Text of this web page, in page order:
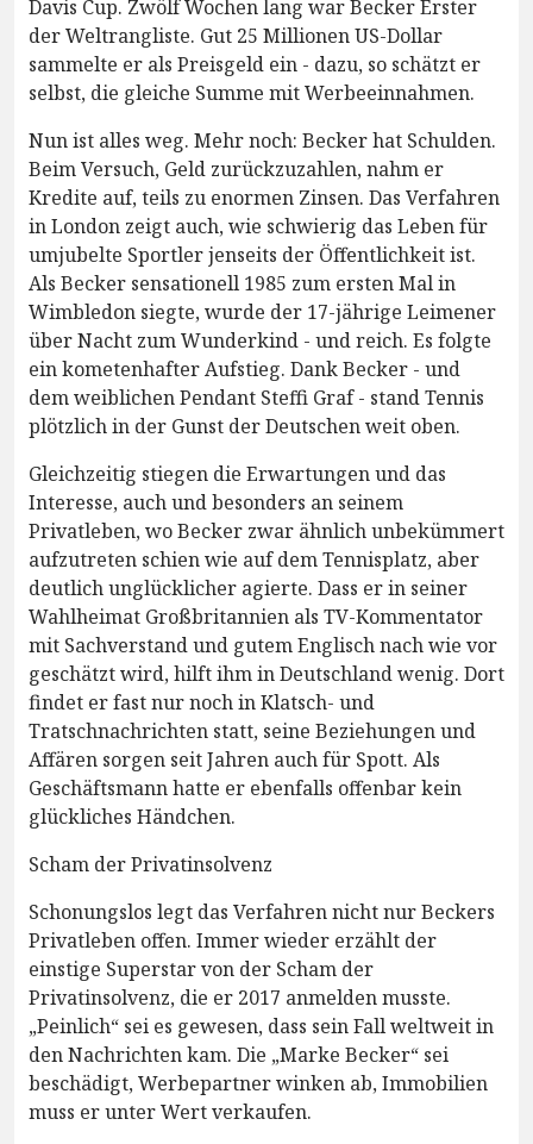
Davis Cup. Zwölf Wochen lang war Becker Erster
der Weltrangliste. Gut 25 Millionen US-Dollar
sammelte er als Preisgeld ein - dazu, so schätzt er
selbst, die gleiche Summe mit Werbeeinnahmen.
Nun ist alles weg. Mehr noch: Becker hat Schulden.
Beim Versuch, Geld zurückzuzahlen, nahm er
Kredite auf, teils zu enormen Zinsen. Das Verfahren
in London zeigt auch, wie schwierig das Leben für
umjubelte Sportler jenseits der Öffentlichkeit ist.
Als Becker sensationell 1985 zum ersten Mal in
Wimbledon siegte, wurde der 17-jährige Leimener
über Nacht zum Wunderkind - und reich. Es folgte
ein kometenhafter Aufstieg. Dank Becker - und
dem weiblichen Pendant Steffi Graf - stand Tennis
plötzlich in der Gunst der Deutschen weit oben.
Gleichzeitig stiegen die Erwartungen und das
Interesse, auch und besonders an seinem
Privatleben, wo Becker zwar ähnlich unbekümmert
aufzutreten schien wie auf dem Tennisplatz, aber
deutlich unglücklicher agierte. Dass er in seiner
Wahlheimat Großbritannien als TV-Kommentator
mit Sachverstand und gutem Englisch nach wie vor
geschätzt wird, hilft ihm in Deutschland wenig. Dort
findet er fast nur noch in Klatsch- und
Tratschnachrichten statt, seine Beziehungen und
Affären sorgen seit Jahren auch für Spott. Als
Geschäftsmann hatte er ebenfalls offenbar kein
glückliches Händchen.
Scham der Privatinsolvenz
Schonungslos legt das Verfahren nicht nur Beckers
Privatleben offen. Immer wieder erzählt der
einstige Superstar von der Scham der
Privatinsolvenz, die er 2017 anmelden musste.
„Peinlich“ sei es gewesen, dass sein Fall weltweit in
den Nachrichten kam. Die „Marke Becker“ sei
beschädigt, Werbepartner winken ab, Immobilien
muss er unter Wert verkaufen.